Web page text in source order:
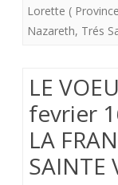
de
à
(
Lorette (
Nazareth, Trés
LE
fevrier
LA
SAINTE